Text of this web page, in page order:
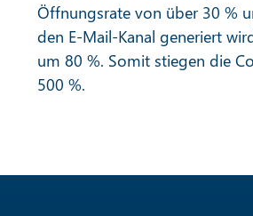
Öffnungsrate von über 30 %
den E-Mail-Kanal generiert
um 80 %. Somit stiegen die
500 %.